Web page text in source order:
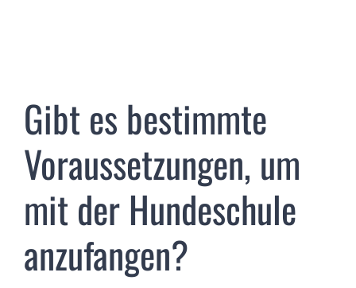
Gibt es bestimmte
Voraussetzungen, um
mit der Hundeschule
anzufangen?